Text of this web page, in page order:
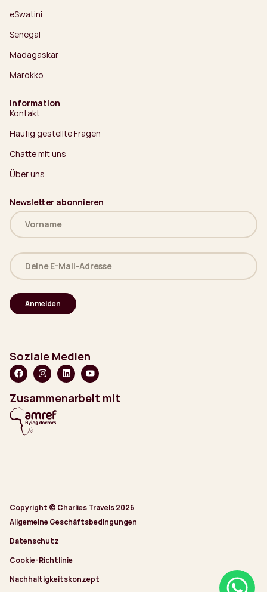
eSwatini
Senegal
Madagaskar
Marokko
Information
Kontakt
Häufig gestellte Fragen
Chatte mit uns
Über uns
Newsletter abonnieren
Name
(erforderlich)
Deine
E-
Mail-
(erforderlich)
Soziale Medien
Zusammenarbeit mit
Copyright © Charlies Travels 2026
Allgemeine Geschäftsbedingungen
Datenschutz
Cookie-Richtlinie
Nachhaltigkeitskonzept